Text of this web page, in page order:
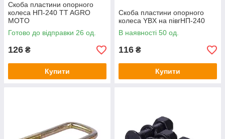
Скоба пластини опорного
колеса НП-240 TT AGRO
MOTO
Готово до відправки 26 од.
126 ₴
Купити
Скоба пластини опорного
колеса YBX на півгНП-240
В наявності 50 од.
116 ₴
Купити